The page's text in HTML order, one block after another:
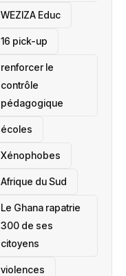
‎WEZIZA Educ
16 pick-up
renforcer le
contrôle
pédagogique
écoles
‎Xénophobes
Afrique du Sud
Le Ghana rapatrie
300 de ses
citoyens
violences